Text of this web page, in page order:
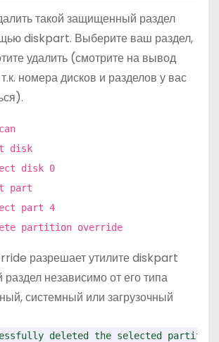
такой защищенный раздел
diskpart. Выберите ваш раздел,
удалить (смотрите на вывод
номера дисков и разделов у вас
disk
disk 0
part
part 4
partition override
разрешает утилите diskpart
независимо от его типа
системный или загрузочный
deleted the selected